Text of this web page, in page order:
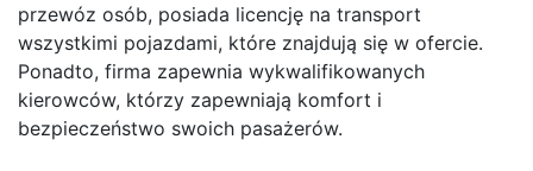
przewóz osób, posiada licencję na transport
wszystkimi pojazdami, które znajdują się w ofercie.
Ponadto, firma zapewnia wykwalifikowanych
kierowców, którzy zapewniają komfort i
bezpieczeństwo swoich pasażerów.